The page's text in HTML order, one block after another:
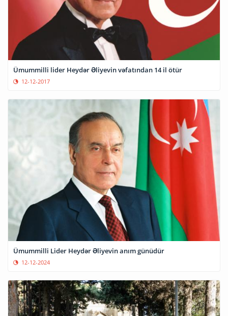
Ümummilli lider Heydər Əliyevin vəfatından 14 il ötür
12-12-2017
Ümummilli Lider Heydər Əliyevin anım günüdür
12-12-2024